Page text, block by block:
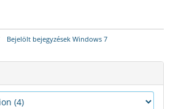
Bejelölt bejegyzések Windows 7